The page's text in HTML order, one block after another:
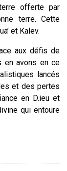
offerte par
terre. Cette
et Kalev.
aux défis de
en avons en ce
lancés
et des pertes
en D.ieu et
qui entoure